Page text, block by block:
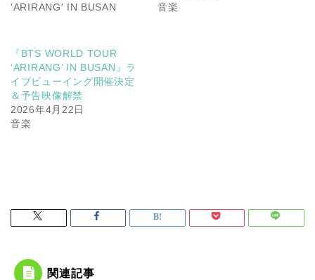
'ARIRANG' IN BUSAN
音楽
『BTS WORLD TOUR
‘ARIRANG’ IN BUSAN』ラ
イブビューイング開催決定
＆予告映像解禁
2026年4月22日
音楽
関連記事